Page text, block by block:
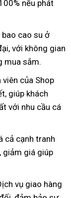
nếu phát
bao cao su ở
với không gian
mua sắm.
viên của Shop
giúp khách
với nhu cầu cá
cả cạnh tranh
giảm giá giúp
vụ giao hàng